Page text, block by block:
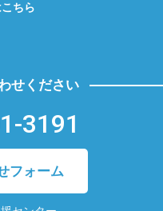
ちら
せください
3191
フォーム